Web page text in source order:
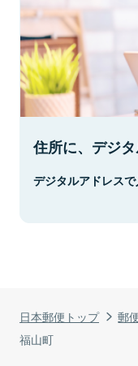
日本郵便トップ 郵
福山町
住所に、デジタ
デジタルアドレスで